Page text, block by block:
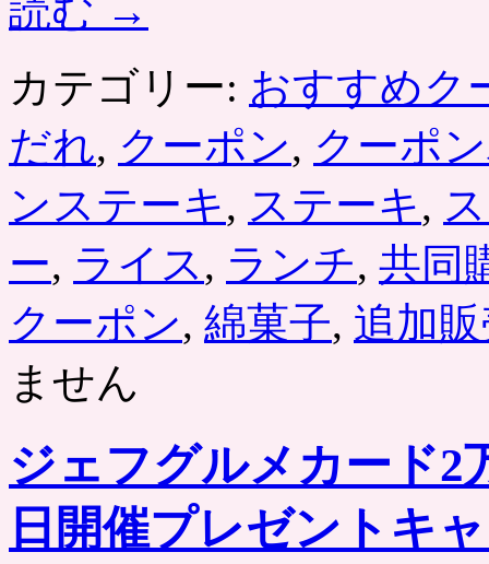
読む →
カテゴリー: おすすめク
だれ, クーポン, クーポ
ンステーキ, ステーキ,
ー, ライス, ランチ, 共同
クーポン, 綿菓子, 追加
ません
ジェフグルメカード2
日開催プレゼントキ